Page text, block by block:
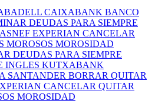
CAIXABANK BANCO
DEUDAS PARA SIEMPRE
EXPERIAN CANCELAR
MOROSOS MOROSIDAD
DEUDAS PARA SIEMPRE
INGLES KUTXABANK
SANTANDER BORRAR QUITAR
CANCELAR QUITAR
MOROSIDAD